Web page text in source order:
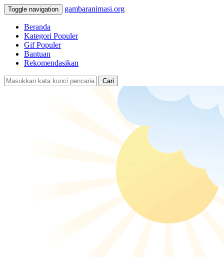
Toggle navigation gambaranimasi.org
Beranda
Kategori Populer
Gif Populer
Bantuan
Rekomendasikan
Cari